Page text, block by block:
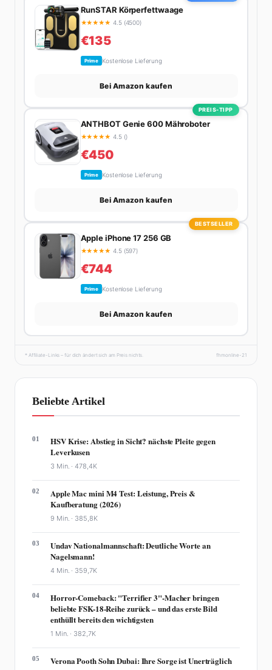
mit Freunden oder auf der Suche nach dem
perfekten Espresso. Sein Motto: Lieber einmal richtig
RunSTAR Körperfettwaage
★★★★★ 4.5 (4500)
€135
Prime Kostenlose Lieferung
Bei Amazon kaufen
PREIS-TIPP
ANTHBOT Genie 600 Mähroboter
★★★★★ 4.5 ()
€450
Prime Kostenlose Lieferung
Bei Amazon kaufen
BESTSELLER
Apple iPhone 17 256 GB
★★★★★ 4.5 (597)
€744
Prime Kostenlose Lieferung
Bei Amazon kaufen
* Affiliate-Links – für dich ändert sich am Preis nichts. fhmonline-21
Beliebte Artikel
01
HSV Krise: Abstieg in Sicht? nächste Pleite gegen
Leverkusen
3 Min. ·478,4K
02
Apple Mac mini M4 Test: Leistung, Preis &
Kaufberatung (2026)
9 Min. · 385,8K
03
Undav Nationalmannschaft: Deutliche Worte an
Nagelsmann!
4 Min. · 359,7K
04
Horror-Comeback: "Terrifier 3"-Macher bringen
beliebte FSK-18-Reihe zurück – und das erste Bild
enthüllt bereits den wichtigsten
1 Min. · 382,7K
05 Verona Pooth Sohn Dubai: Ihre Sorge ist Unerträglich